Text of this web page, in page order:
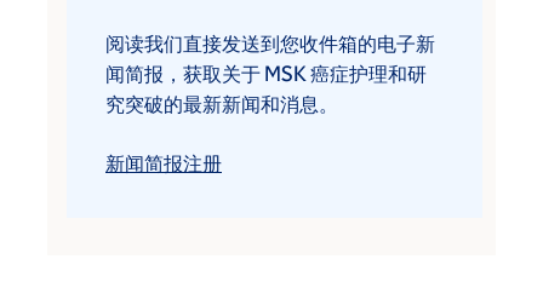
阅读我们直接发送到您收件箱的电子新
闻简报，获取关于 MSK 癌症护理和研
究突破的最新新闻和消息。
新闻简报注册